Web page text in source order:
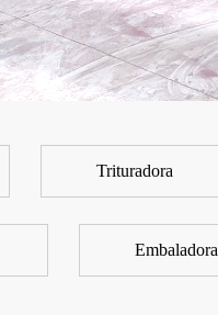
Trituradora
Embaladora